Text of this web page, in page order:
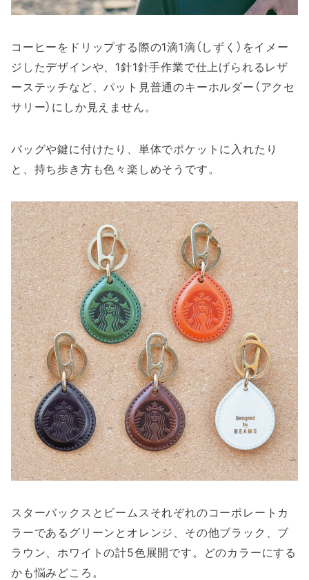
コーヒーをドリップする際の1滴1滴（しずく）をイメー
ジしたデザインや、1針1針手作業で仕上げられるレザ
ーステッチなど、パット見普通のキーホルダー（アクセ
サリー）にしか見えません。
バッグや鍵に付けたり、単体でポケットに入れたり
と、持ち歩き方も色々楽しめそうです。
スターバックスとビームスそれぞれのコーポレートカ
ラーであるグリーンとオレンジ、その他ブラック、ブ
ラウン、ホワイトの計5色展開です。どのカラーにする
かも悩みどころ。